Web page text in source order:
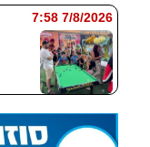
7/8/2026 7:58